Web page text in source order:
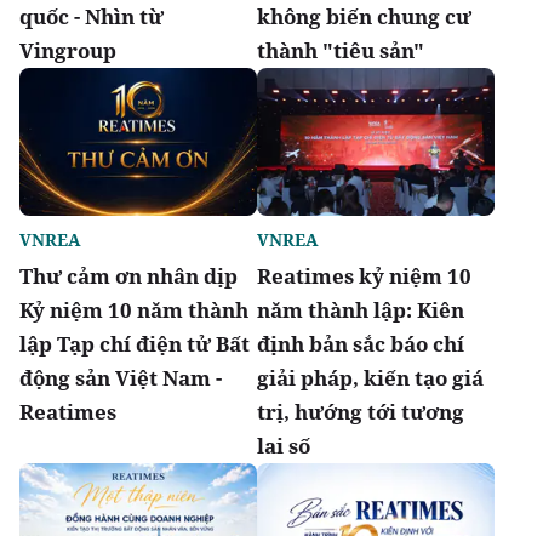
quốc - Nhìn từ
Vingroup
không biến chung cư
thành "tiêu sản"
Thư cảm ơn nhân dịp
Kỷ niệm 10 năm thành
lập Tạp chí điện tử Bất
động sản Việt Nam -
Reatimes
VNREA
Reatimes kỷ niệm 10
năm thành lập: Kiên
định bản sắc báo chí
giải pháp, kiến tạo giá
trị, hướng tới tương
lai số
VNREA